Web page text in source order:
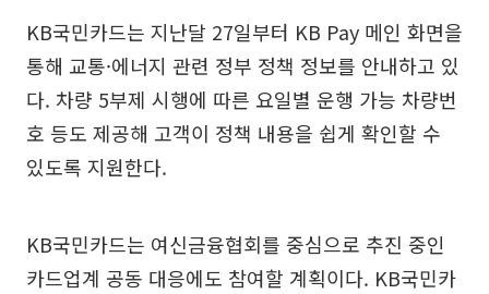
KB국민카드는 지난달 27일부터 KB Pay 메인 화면을
통해 교통·에너지 관련 정부 정책 정보를 안내하고 있
다. 차량 5부제 시행에 따른 요일별 운행 가능 차량번
호 등도 제공해 고객이 정책 내용을 쉽게 확인할 수
있도록 지원한다.
KB국민카드는 여신금융협회를 중심으로 추진 중인
카드업계 공동 대응에도 참여할 계획이다. KB국민카